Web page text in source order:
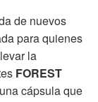
de nuevos
para quienes
la
FOREST
cápsula que